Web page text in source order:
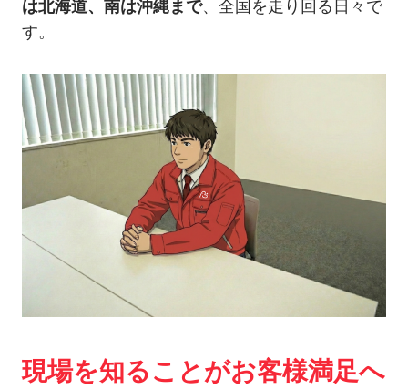
は北海道、南は沖縄まで、全国を走り回る日々で
す。
現場を知ることがお客様満足へ